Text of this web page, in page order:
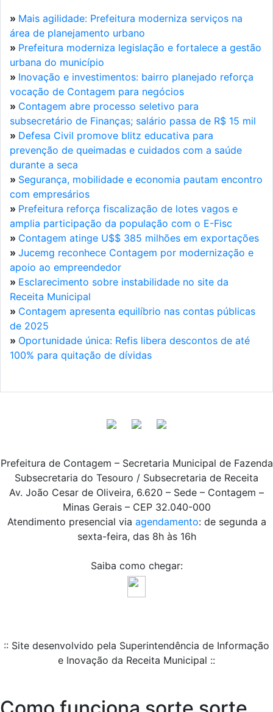
» Mais agilidade: Prefeitura moderniza serviços na
área de planejamento urbano
» Prefeitura moderniza legislação e fortalece a gestão
urbana do município
» Inovação e investimentos: bairro planejado reforça
vocação de Contagem para negócios
» Contagem abre processo seletivo para
subsecretário de Finanças; salário passa de R$ 15 mil
» Defesa Civil promove blitz educativa para
prevenção de queimadas e cuidados com a saúde
durante a seca
» Segurança, mobilidade e economia pautam encontro
com empresários
» Prefeitura reforça fiscalização de lotes vagos e
amplia participação da população com o E-Fisc
» Contagem atinge U$$ 385 milhões em exportações
» Jucemg reconhece Contagem por modernização e
apoio ao empreendedor
» Esclarecimento sobre instabilidade no site da
Receita Municipal
» Contagem apresenta equilíbrio nas contas públicas
de 2025
» Oportunidade única: Refis libera descontos de até
100% para quitação de dívidas
Prefeitura de Contagem – Secretaria Municipal de Fazenda
Subsecretaria do Tesouro / Subsecretaria de Receita
Av. João Cesar de Oliveira, 6.620 – Sede – Contagem –
Minas Gerais – CEP 32.040-000
Atendimento presencial via agendamento: de segunda a
sexta-feira, das 8h às 16h
Saiba como chegar:
:: Site desenvolvido pela Superintendência de Informação
e Inovação da Receita Municipal ::